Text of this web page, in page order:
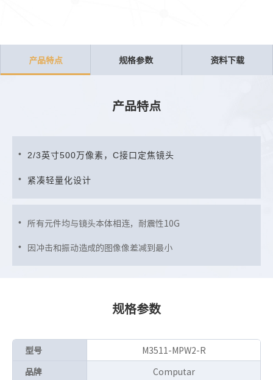
产品特点 规格参数 资料下载
产品特点
2/3英寸500万像素，C接口定焦镜头
紧凑轻量化设计
所有元件均与镜头本体相连，耐震性10G
因冲击和振动造成的图像像差减到最小
规格参数
型号
M3511-MPW2-R
品牌
Computar